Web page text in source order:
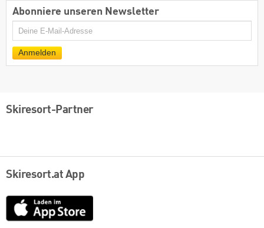
Abonniere unseren Newsletter
E-
Anmelden
Skiresort-Partner
Skiresort.at App
App
Store